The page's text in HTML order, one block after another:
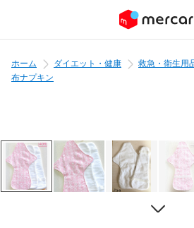
ホーム ダイエット・健康 救急・衛生用
布ナプキン